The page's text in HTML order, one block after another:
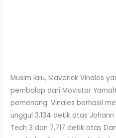
Musim lalu, Maverick Vinales
pembalap dari Movistar
pemenang. Vinales berhasil
unggul 3,134 detik atas
Tech 3 dan 7,717 detik atas